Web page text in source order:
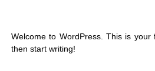
Welcome to WordPress. This is your
then start writing!